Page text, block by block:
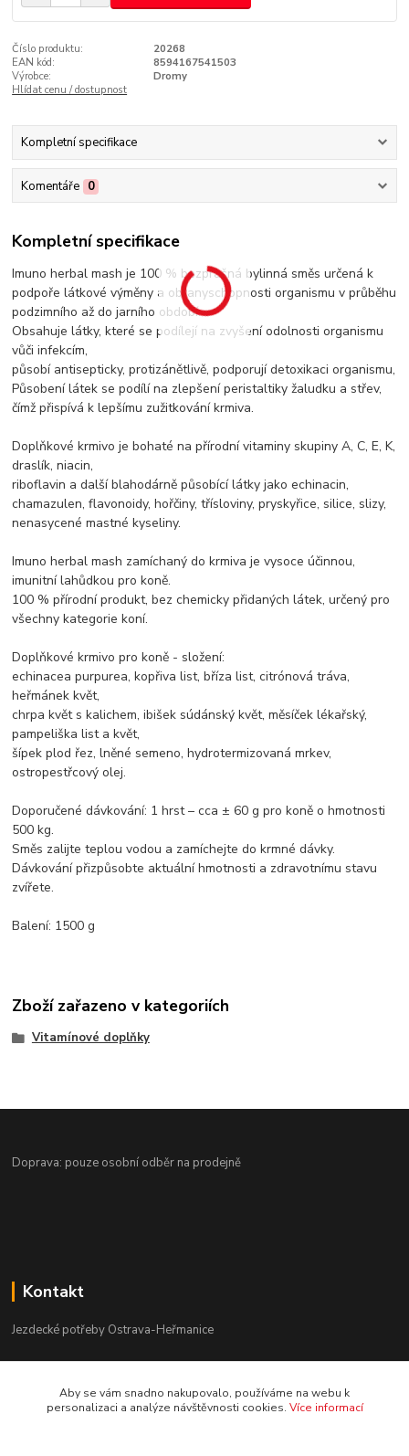
Číslo produktu:
20268
EAN kód:
8594167541503
Výrobce:
Dromy
Hlídat cenu / dostupnost
Kompletní specifikace
Komentáře 0
Kompletní specifikace
Imuno herbal mash je 100 % bezprašná bylinná směs určená k
podpoře látkové výměny a obranyschopnosti organismu v průběhu
podzimního až do jarního období.
Obsahuje látky, které se podílejí na zvyšení odolnosti organismu
vůči infekcím,
působí antisepticky, protizánětlivě, podporují detoxikaci organismu,
Působení látek se podílí na zlepšení peristaltiky žaludku a střev,
čímž přispívá k lepšímu zužitkování krmiva.
Doplňkové krmivo je bohaté na přírodní vitaminy skupiny A, C, E, K,
draslík, niacin,
riboflavin a další blahodárně působící látky jako echinacin,
chamazulen, flavonoidy, hořčiny, třísloviny, pryskyřice, silice, slizy,
nenasycené mastné kyseliny.
Imuno herbal mash zamíchaný do krmiva je vysoce účinnou,
imunitní lahůdkou pro koně.
100 % přírodní produkt, bez chemicky přidaných látek, určený pro
všechny kategorie koní.
Doplňkové krmivo pro koně - složení:
echinacea purpurea, kopřiva list, bříza list, citrónová tráva,
heřmánek květ,
chrpa květ s kalichem, ibišek súdánský květ, měsíček lékařský,
pampeliška list a květ,
šípek plod řez, lněné semeno, hydrotermizovaná mrkev,
ostropestřcový olej.
Doporučené dávkování: 1 hrst – cca ± 60 g pro koně o hmotnosti
500 kg.
Směs zalijte teplou vodou a zamíchejte do krmné dávky.
Dávkování přizpůsobte aktuální hmotnosti a zdravotnímu stavu
zvířete.
Balení: 1500 g
Zboží zařazeno v kategoriích
Vitamínové doplňky
Doprava: pouze osobní odběr na prodejně
Kontakt
Jezdecké potřeby Ostrava-Heřmanice
Po-Pá 9:30 - 17:30
Aby se vám snadno nakupovalo, používáme na webu k
personalizaci a analýze návštěvnosti cookies. Více informací